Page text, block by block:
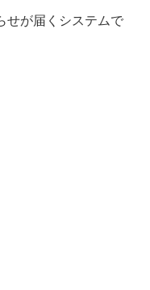
せが届くシステムで